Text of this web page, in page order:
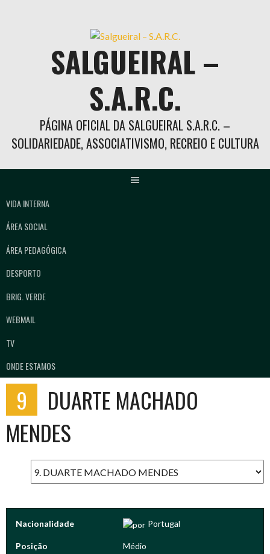
SALGUEIRAL –
S.A.R.C.
PÁGINA OFICIAL DA SALGUEIRAL S.A.R.C. –
SOLIDARIEDADE, ASSOCIATIVISMO, RECREIO E CULTURA
VIDA INTERNA
ÁREA SOCIAL
ÁREA PEDAGÓGICA
DESPORTO
BRIG. VERDE
WEBMAIL
TV
ONDE ESTAMOS
9
DUARTE MACHADO
MENDES
Nacionalidade Portugal
Posição Médio